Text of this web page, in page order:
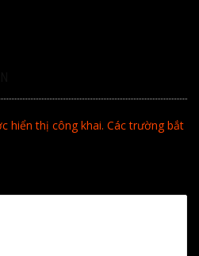
hiển thị công khai. Các trường bắt